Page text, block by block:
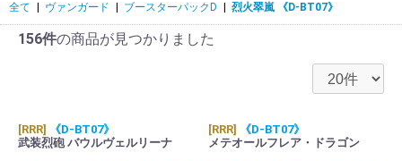
全て ヴァンガード ブースターパックD 烈火翠嵐 《D-BT07》
156件の商品が見つかりました
[RRR]
《D-BT07》
武装烈砲 バウルヴェルリーナ
[RRR]
《D-BT07》
メテオールフレア・ドラゴン